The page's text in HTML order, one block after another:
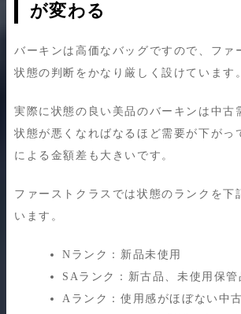
が変わる
バーキンは高価なバッグですので、ファ
状態の判断をかなり厳しく設けています。
実際に状態の良い美品のバーキンは中古
状態が悪くなればなるほど需要が下がっ
による金額差も大きいです。
ファーストクラスでは状態のランクを下
います。
Nランク：新品未使用
SAランク：新古品、未使用保管
Aランク：使用感がほぼない中